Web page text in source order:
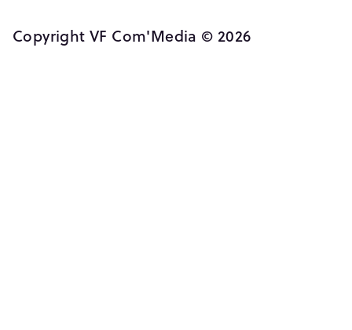
Copyright VF Com'Media © 2026